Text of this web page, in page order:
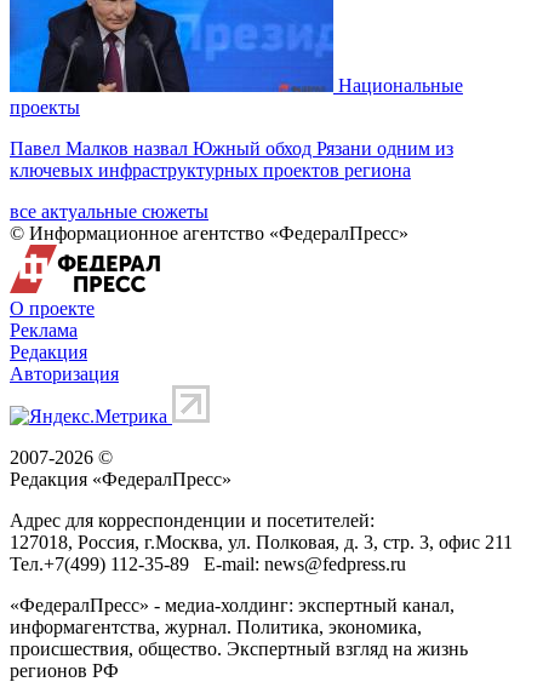
Национальные
проекты
Павел Малков назвал Южный обход Рязани одним из
ключевых инфраструктурных проектов региона
все актуальные сюжеты
© Информационное агентство «ФедералПресс»
О проекте
Реклама
Редакция
Авторизация
2007-2026 ©
Редакция «ФедералПресс»
Адрес для корреспонденции и посетителей:
127018, Россия, г.Москва, ул. Полковая, д. 3, стр. 3, офис 211
Тел.+7(499) 112-35-89 E-mail: news@fedpress.ru
«ФедералПресс» - медиа-холдинг: экспертный канал,
информагентства, журнал. Политика, экономика,
происшествия, общество. Экспертный взгляд на жизнь
регионов РФ